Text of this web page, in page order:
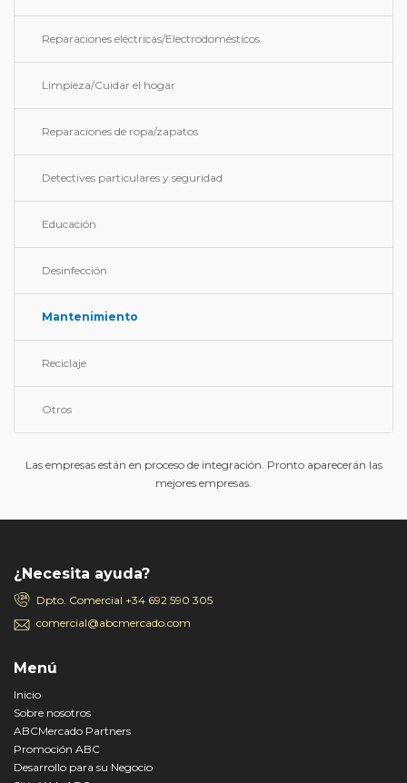
Reparaciones eléctricas/Electrodomésticos
Limpieza/Cuidar el hogar
Reparaciones de ropa/zapatos
Detectives particulares y seguridad
Educación
Desinfección
Mantenimiento
Reciclaje
Otros
Las empresas están en proceso de integración. Pronto aparecerán las
mejores empresas.
¿Necesita ayuda?
Dpto. Comercial +34 692 590 305
comercial@abcmercado.com
Menú
Inicio
Sobre nosotros
ABCMercado Partners
Promoción ABC
Desarrollo para su Negocio